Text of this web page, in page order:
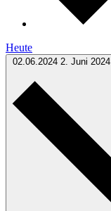
Heute
02.06.2024 2. Juni 2024